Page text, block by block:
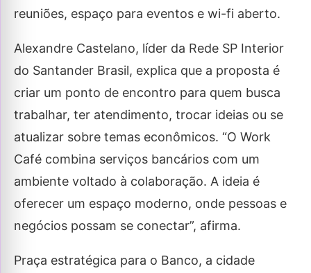
reuniões, espaço para eventos e wi-fi aberto.
Alexandre Castelano, líder da Rede SP Interior
do Santander Brasil, explica que a proposta é
criar um ponto de encontro para quem busca
trabalhar, ter atendimento, trocar ideias ou se
atualizar sobre temas econômicos. “O Work
Café combina serviços bancários com um
ambiente voltado à colaboração. A ideia é
oferecer um espaço moderno, onde pessoas e
negócios possam se conectar”, afirma.
Praça estratégica para o Banco, a cidade